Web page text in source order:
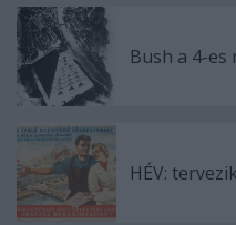
Bush a 4-es
HÉV: